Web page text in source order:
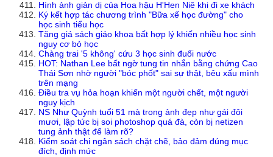
Hình ảnh giản dị của Hoa hậu H'Hen Niê khi đi xe khách
Ký kết hợp tác chương trình "Bữa xế học đường" cho
học sinh tiểu học
Tăng giá sách giáo khoa bất hợp lý khiến nhiều học sinh
nguy cơ bỏ học
Chàng trai '5 không' cứu 3 học sinh đuối nước
HOT: Nathan Lee bất ngờ tung tin nhắn bằng chứng Cao
Thái Sơn nhờ người "bóc phốt" sai sự thật, bêu xấu mình
trên mạng
Điều tra vụ hỏa hoạn khiến một người chết, một người
nguy kịch
NS Như Quỳnh tuổi 51 mà trong ảnh đẹp như gái đôi
mươi, lập tức bị soi photoshop quá đà, còn bị netizen
tung ảnh thật để làm rõ?
Kiểm soát chi ngân sách chặt chẽ, bảo đảm đúng mục
đích, định mức